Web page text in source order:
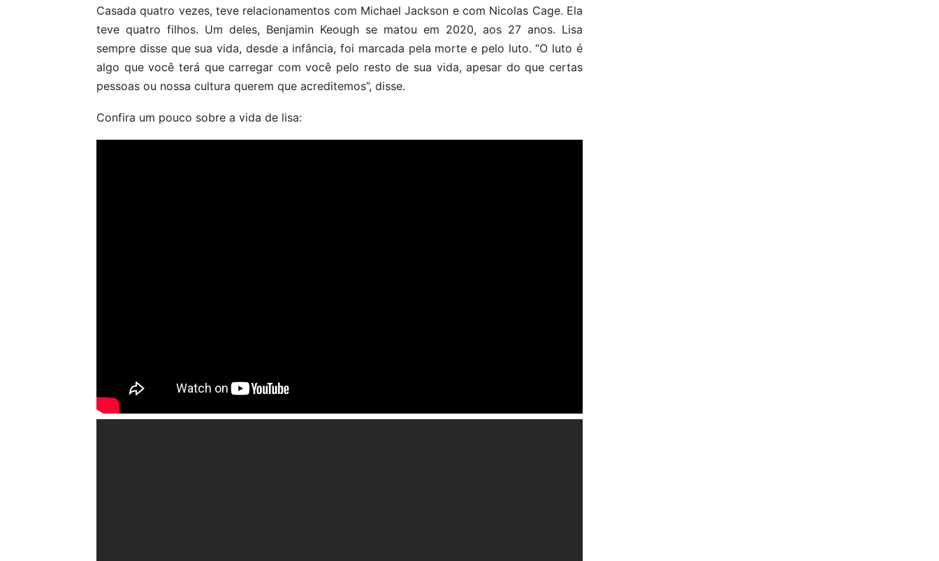
Casada quatro vezes, teve relacionamentos com Michael Jackson e com Nicolas Cage. Ela
teve quatro filhos. Um deles, Benjamin Keough se matou em 2020, aos 27 anos. Lisa
sempre disse que sua vida, desde a infância, foi marcada pela morte e pelo luto. “O luto é
algo que você terá que carregar com você pelo resto de sua vida, apesar do que certas
pessoas ou nossa cultura querem que acreditemos”, disse.
Confira um pouco sobre a vida de lisa: